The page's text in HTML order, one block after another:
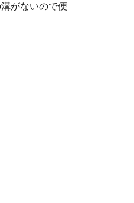
がないので便